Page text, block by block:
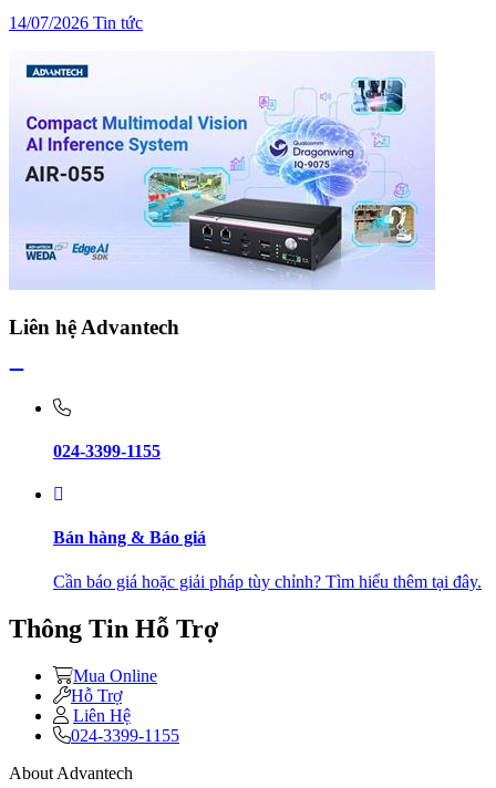
14/07/2026 Tin tức
Liên hệ Advantech
024-3399-1155
Bán hàng & Báo giá
Cần báo giá hoặc giải pháp tùy chỉnh? Tìm hiểu thêm tại đây.
Thông Tin Hỗ Trợ
Mua Online
Hỗ Trợ
Liên Hệ
024-3399-1155
About Advantech